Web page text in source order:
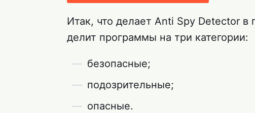
Итак, что делает Anti Spy Detector
делит программы на три категории:
безопасные;
подозрительные;
опасные.